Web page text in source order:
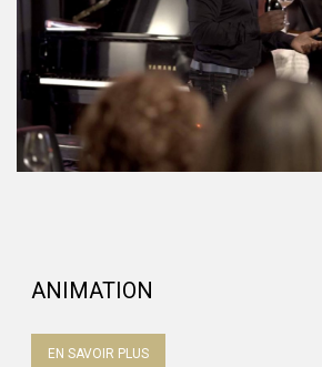
ANIMATION
EN SAVOIR PLUS